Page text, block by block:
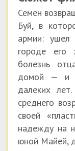
Семен
Буй, в
армии: ушел
городе его
болезнь
домой — и
далеких
среднего
своей
надежду на
юной Майей,